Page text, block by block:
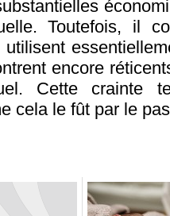
Toutefois, il
encore
Cette crainte
cela le fût par le